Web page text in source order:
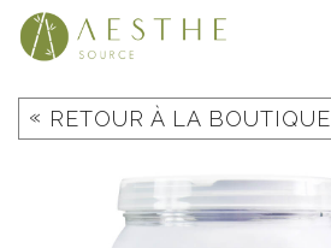
Aller
« RETOUR À LA BOUTIQUE